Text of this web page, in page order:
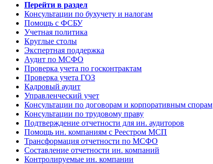
Перейти в раздел
Консультации по бухучету и налогам
Помощь с ФСБУ
Учетная политика
Круглые столы
Экспертная поддержка
Аудит по МСФО
Проверка учета по госконтрактам
Проверка учета ГОЗ
Кадровый аудит
Управленческий учет
Консультации по договорам и корпоративным спорам
Консультации по трудовому праву
Подтверждение отчетности для ин. аудиторов
Помощь ин. компаниям с Реестром МСП
Трансформация отчетности по МСФО
Составление отчетности ин. компаний
Контролируемые ин. компании